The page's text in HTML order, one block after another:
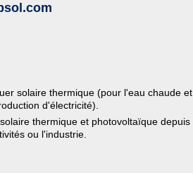
solaire thermique (pour l'eau chaude et
d'électricité).
thermique et photovoltaïque depuis
ou l'industrie.